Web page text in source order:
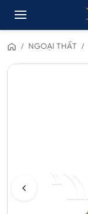
/ NGOẠI THẤT /